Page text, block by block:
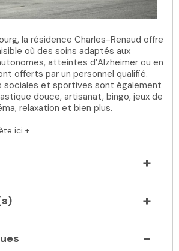
la résidence Charles-Renaud offre
où des soins adaptés aux
atteintes d’Alzheimer ou en
offerts par un personnel qualifié.
sociales et sportives sont également
douce, artisanat, bingo, jeux de
relaxation et bien plus.
ici +